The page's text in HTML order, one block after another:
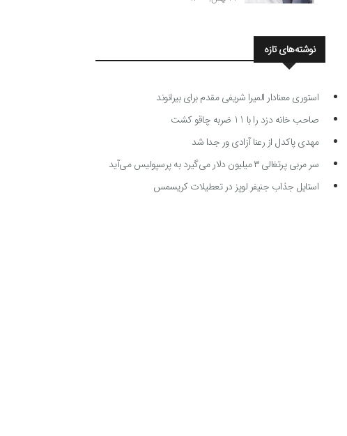
نوشته‌های تازه
استوری معنادار المیرا شریفی مقدم برای بیرانوند
صاحب خانه دزد را با 11 ضربه چاقو کشت
مهدی پاکدل از رعنا آزادی ور جدا شد
سر مربی پرتغالی ۳ میلیون دلار می‌گیرد به پرسپولیس می‌آید
استایل جذاب جنیفر لوپز در تعطیلات کریسمس